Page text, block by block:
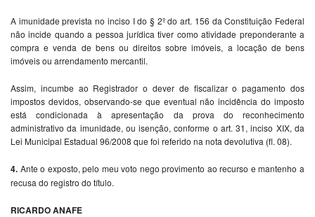
A imunidade prevista no inciso I do § 2º do art. 156 da Constituição Federal
não incide quando a pessoa jurídica tiver como atividade preponderante a
compra e venda de bens ou direitos sobre imóveis, a locação de bens
imóveis ou arrendamento mercantil.
Assim, incumbe ao Registrador o dever de fiscalizar o pagamento dos
impostos devidos, observando-se que eventual não incidência do imposto
está condicionada à apresentação da prova do reconhecimento
administrativo da imunidade, ou isenção, conforme o art. 31, inciso XIX, da
Lei Municipal Estadual 96/2008 que foi referido na nota devolutiva (fl. 08).
4. Ante o exposto, pelo meu voto nego provimento ao recurso e mantenho a
recusa do registro do título.
RICARDO ANAFE